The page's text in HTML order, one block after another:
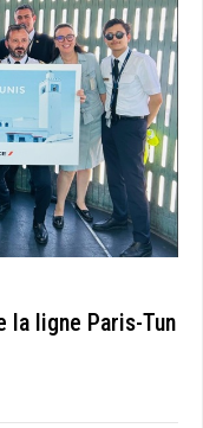
la ligne Paris-Tun